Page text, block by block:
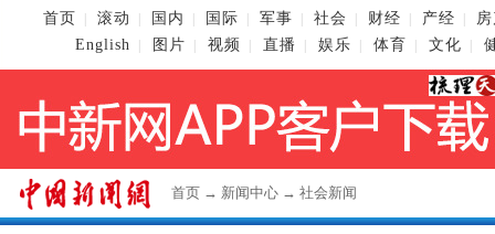
首页 滚动 国内 国际 军事 社会 财经 产经
English
图片 视频 直播 娱乐 体育 文化
首页 → 新闻中心 → 社会新闻